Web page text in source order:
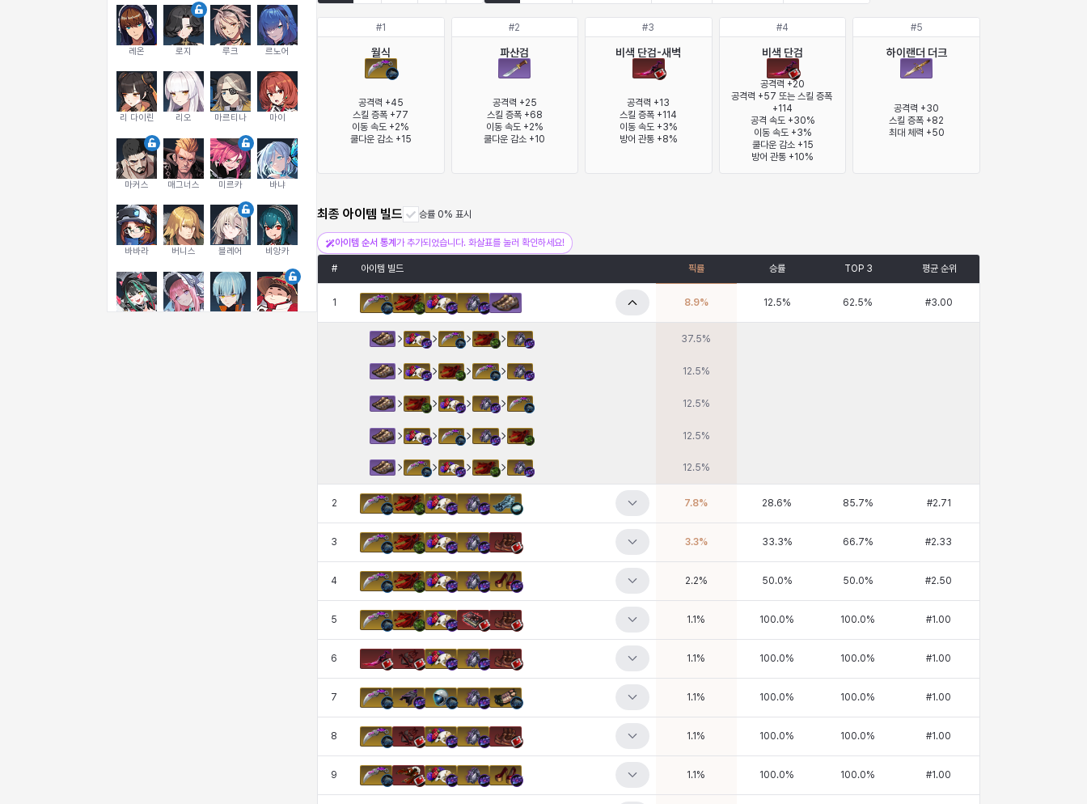
레온 로지 루크 르노어
리 다이린 리오 마르티나 마이
마커스 매그너스 미르카 바냐
바바라 버니스 블레어 비앙카
#1
월식
공격력 +45
스킬 증폭 +77
이동 속도 +2%
쿨다운 감소 +15
#2
파산검
공격력 +25
스킬 증폭 +68
이동 속도 +2%
쿨다운 감소 +10
#3
비색 단검-새벽
공격력 +13
스킬 증폭 +114
이동 속도 +3%
방어 관통 +8%
#4
비색 단검
공격력 +20
공격력 +57 또는 스킬 증폭
+114
공격 속도 +30%
이동 속도 +3%
쿨다운 감소 +15
방어 관통 +10%
#5
하이랜더 더크
공격력 +30
스킬 증폭 +82
최대 체력 +50
최종 아이템 빌드 승률 0% 표시
아이템 순서 통계 가 추가되었습니다. 화살표를 눌러 확인하세요!
# 아이템 빌드 픽률 승률 TOP 3 평균 순위
1 8.9% 12.5% 62.5% #3.00
37.5%
12.5%
12.5%
12.5%
12.5%
2 7.8% 28.6% 85.7% #2.71
3 3.3% 33.3% 66.7% #2.33
4 2.2% 50.0% 50.0% #2.50
5 1.1 % 100.0% 100.0% #1.00
6 1.1 % 100.0% 100.0% #1.00
7 1.1 % 100.0% 100.0% #1.00
8 1.1 % 100.0% 100.0% #1.00
9 1.1 % 100.0% 100.0% #1.00